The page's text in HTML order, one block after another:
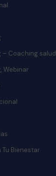
– Coaching salud
Webinar
Bienestar